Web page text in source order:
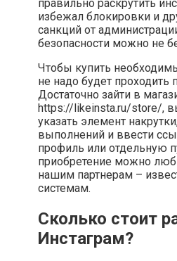
правильно раскрутить
избежал блокировки и
санкций от
безопасности можно не
Чтобы купить
не надо будет проходить
Достаточно зайти в
https://likeinsta.ru/store/,
указать элемент
выполнений и ввести
профиль или отдельную
приобретение можно
нашим партнерам –
системам.
Сколько стоит
Инстаграм?